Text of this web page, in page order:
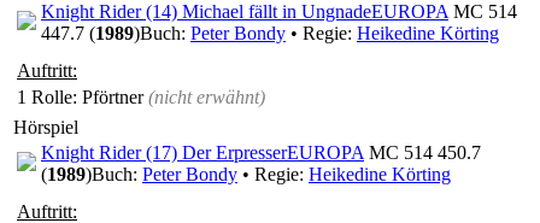
Knight Rider (14) Michael fällt in UngnadeEUROPA MC 514
447.7 (1989)Buch: Peter Bondy • Regie: Heikedine Körting
Auftritt:
1 Rolle: Pförtner(nicht erwähnt)
Hörspiel
Knight Rider (17) Der ErpresserEUROPA MC 514 450.7
(1989)Buch: Peter Bondy • Regie: Heikedine Körting
Auftritt: